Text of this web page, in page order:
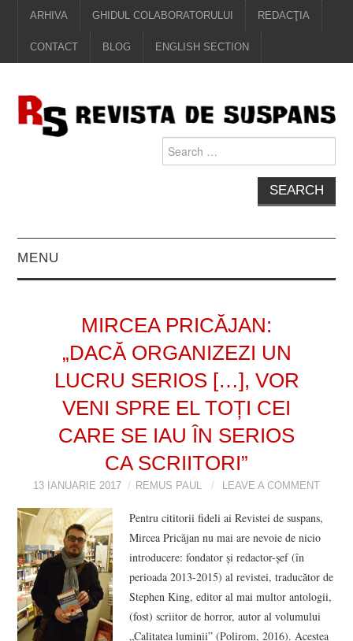
ARHIVA GHIDUL COLABORATORULUI REDACŢIA
CONTACT BLOG ENGLISH SECTION
for:
MENU
VIZIUNI ȘI SPECTRE
CONTRAPAGINI
CARTE & FILM
NUMĂRUL 48 /
MARTIE 2018
NUMĂRUL 49 /
MIRCEA PRICĂJAN:
„DACĂ ORGANIZEZI UN
LUCRU SERIOS […], VOR
VENI SPRE EL TOȚI CEI
CARE SE IAU ÎN SERIOS
CA SCRIITORI”
13 IANUARIE 2017 REMUS PAUL LEAVE A COMMENT
Pentru cititorii fideli ai Revistei de suspans,
Mircea Pricăjan nu mai are nevoie de nicio
introducere: fondator și redactor-șef (în
perioada 2013-2015) al revistei, traducător de
Stephen King, editor al mai multor antologii,
(fost) scriitor de horror, autor al volumului
„Calitatea luminii” (Polirom, 2016). Acestea